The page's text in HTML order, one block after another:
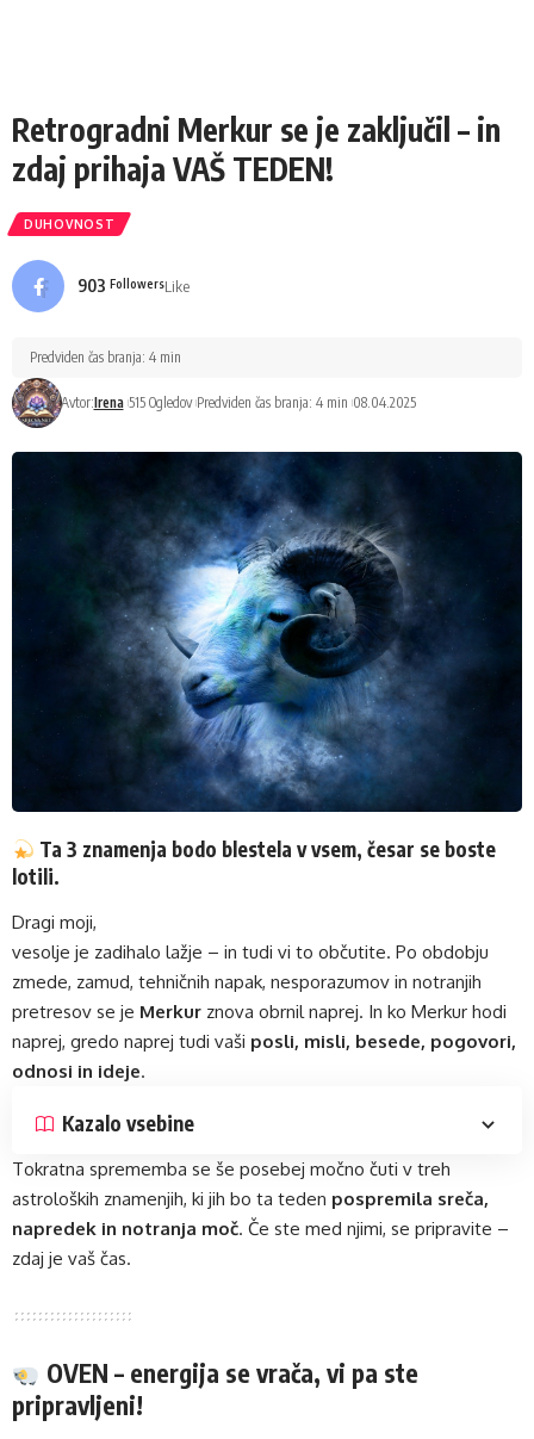
Retrogradni Merkur se je zaključil – in
zdaj prihaja VAŠ TEDEN!
DUHOVNOST
903 FollowersLike
Avtor:Irena 515 Ogledov Predviden čas branja: 4 min 08.04.2025
Predviden čas branja: 4 min
Ta 3 znamenja bodo blestela v vsem, česar se boste
lotili.
Dragi moji,
vesolje je zadihalo lažje – in tudi vi to občutite. Po obdobju
zmede, zamud, tehničnih napak, nesporazumov in notranjih
pretresov se je Merkur znova obrnil naprej. In ko Merkur hodi
naprej, gredo naprej tudi vaši posli, misli, besede, pogovori,
odnosi in ideje.
Kazalo vsebine
Tokratna sprememba se še posebej močno čuti v treh
astroloških znamenjih, ki jih bo ta teden pospremila sreča,
napredek in notranja moč. Če ste med njimi, se pripravite –
zdaj je vaš čas.
OVEN – energija se vrača, vi pa ste
pripravljeni!